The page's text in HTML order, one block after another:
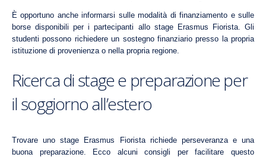
È opportuno anche informarsi sulle modalità di finanziamento e sulle
borse disponibili per i partecipanti allo stage Erasmus Fiorista. Gli
studenti possono richiedere un sostegno finanziario presso la propria
istituzione di provenienza o nella propria regione.
Ricerca di stage e preparazione per
il soggiorno all’estero
Trovare uno stage Erasmus Fiorista richiede perseveranza e una
buona preparazione. Ecco alcuni consigli per facilitare questo